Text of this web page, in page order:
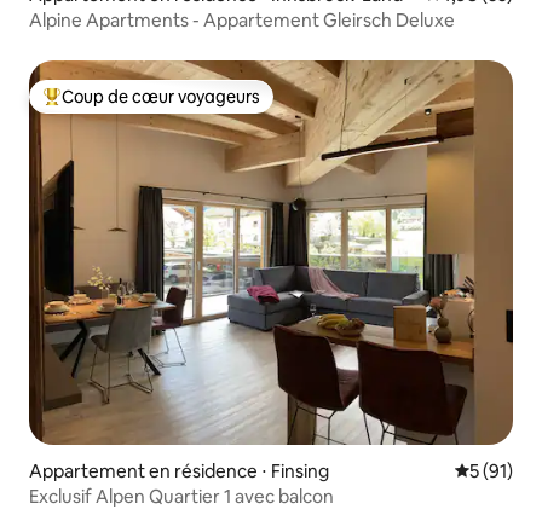
Alpine Apartments - Appartement Gleirsch Deluxe
Coups de cœur voyageurs les plus appréciés
Coup de cœur voyageurs
Appartement en résidence ⋅ Finsing
5 (91)
Exclusif Alpen Quartier 1 avec balcon